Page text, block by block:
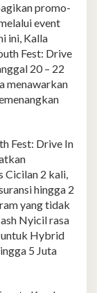
promo-
event
ini, Kalla
Fest: Drive
20 – 22
menawarkan
Fest: Drive In
Cicilan 2 kali,
hingga 2
yang tidak
Nyicil rasa
untuk Hybrid
5 Juta